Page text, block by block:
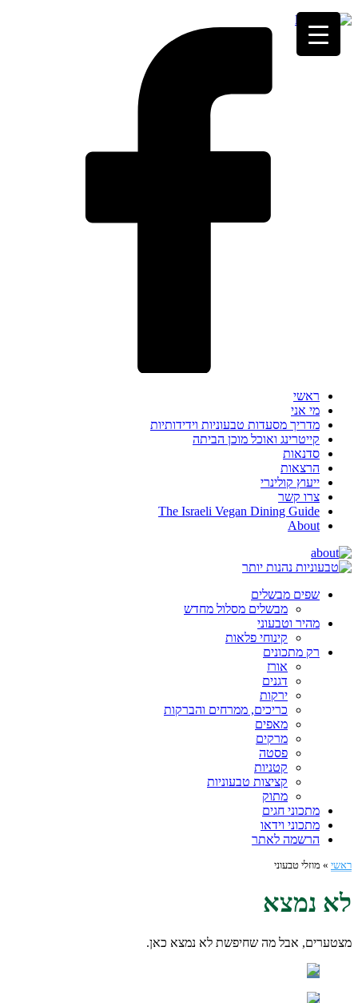
ראשי
מי אני
מדריך מסעדות טבעוניות וידידותיות
קייטרינג ואוכל מוכן הביתה
סדנאות
הרצאות
ייעוץ קולינרי
צרו קשר
The Israeli Vegan Dining Guide
About
שפים מבשלים
מבשלים מסלול מחדש
מהיר וטבעוני
קינוחי פלאות
רק מתכונים
אורז
דגנים
ירקות
כריכים, ממרחים והברקות
מאפים
מרקים
פסטה
קטניות
קציצות טבעוניות
מתוק
מתכוני חגים
מתכוני וידאו
הרשמה לאתר
ראשי » מוזלי טבעוני
לא נמצא
מצטערים, אבל מה שחיפשת לא נמצא כאן.